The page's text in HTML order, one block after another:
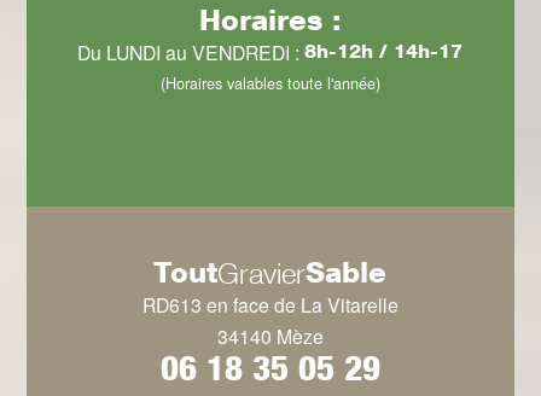
Horaires :
Du LUNDI au VENDREDI :8h-12h / 14h-17
(Horaires valables toute l'année)
ToutGravierSable
RD613 en face de La Vitarelle
34140 Mèze
06 18 35 05 29